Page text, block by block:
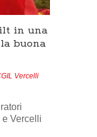
in una
buona
Vercelli
Vercelli